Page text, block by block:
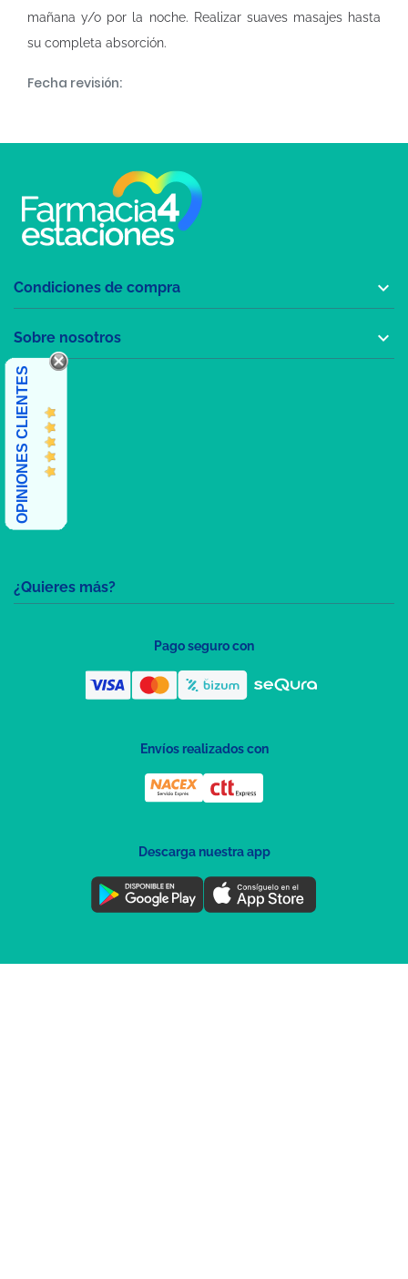
mañana y/o por la noche. Realizar suaves masajes hasta
su completa absorción.
Fecha revisión:
¿Quieres más?
Condiciones de compra 
Sobre nosotros 
OPINIONES CLIENTES
Pago seguro con
Envíos realizados con
Descarga nuestra app